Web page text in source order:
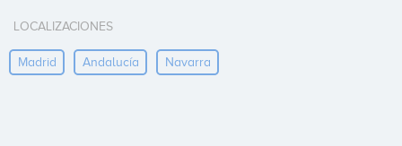
LOCALIZACIONES
Madrid Andalucía Navarra